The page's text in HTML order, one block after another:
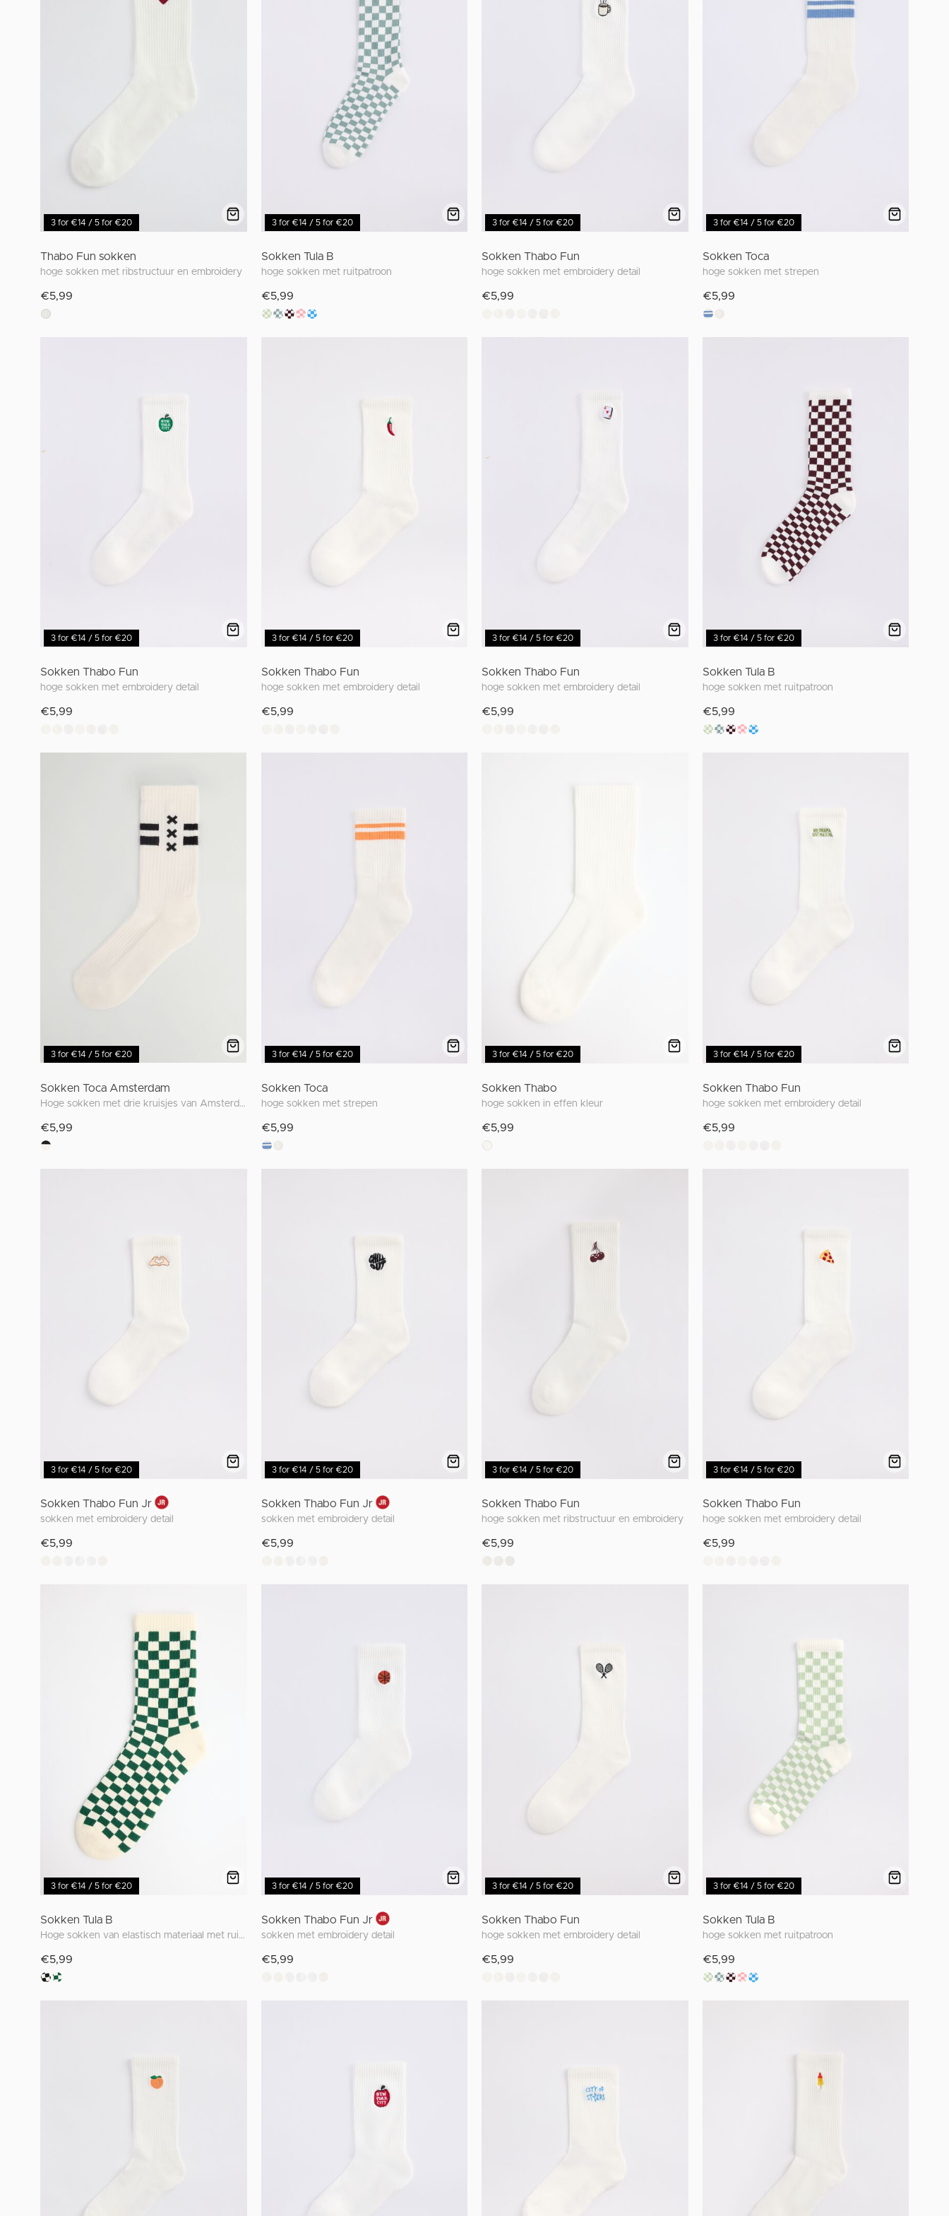
3 for €14 / 5 for €20
Thabo Fun sokken
hoge sokken met ribstructuur en embroidery
€5,99
3 for €14 / 5 for €20
Sokken Tula B
hoge sokken met ruitpatroon
€5,99
3 for €14 / 5 for €20
Sokken Thabo Fun
hoge sokken met embroidery detail
€5,99
3 for €14 / 5 for €20
Sokken Toca
hoge sokken met strepen
€5,99
3 for €14 / 5 for €20
Sokken Thabo Fun
hoge sokken met embroidery detail
€5,99
3 for €14 / 5 for €20
Sokken Thabo Fun
hoge sokken met embroidery detail
€5,99
3 for €14 / 5 for €20
Sokken Thabo Fun
hoge sokken met embroidery detail
€5,99
3 for €14 / 5 for €20
Sokken Tula B
hoge sokken met ruitpatroon
€5,99
3 for €14 / 5 for €20
Sokken Toca Amsterdam
Hoge sokken met drie kruisjes van Amsterdam
€5,99
3 for €14 / 5 for €20
Sokken Toca
hoge sokken met strepen
€5,99
3 for €14 / 5 for €20
Sokken Thabo
hoge sokken in effen kleur
€5,99
3 for €14 / 5 for €20
Sokken Thabo Fun
hoge sokken met embroidery detail
€5,99
3 for €14 / 5 for €20
Sokken Thabo Fun Jr
sokken met embroidery detail
€5,99
3 for €14 / 5 for €20
Sokken Thabo Fun Jr
sokken met embroidery detail
€5,99
3 for €14 / 5 for €20
Sokken Thabo Fun
hoge sokken met ribstructuur en embroidery
€5,99
3 for €14 / 5 for €20
Sokken Thabo Fun
hoge sokken met embroidery detail
€5,99
3 for €14 / 5 for €20
Sokken Tula B
Hoge sokken van elastisch materiaal met ruitjesprint
€5,99
3 for €14 / 5 for €20
Sokken Thabo Fun Jr
sokken met embroidery detail
€5,99
3 for €14 / 5 for €20
Sokken Thabo Fun
hoge sokken met embroidery detail
€5,99
3 for €14 / 5 for €20
Sokken Tula B
hoge sokken met ruitpatroon
€5,99